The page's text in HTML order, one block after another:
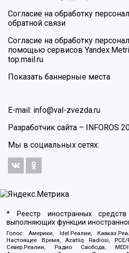
Согласие на обработку
обратной связи
Согласие на обработку
помощью сервисов
top.mail.ru
Показать баннерные места
E-mail: info@val-zvezda.ru
Разработчик сайта –
INFOROS
Мы в социальных сетях:
* Реестр иностранных
выполняющих функции
Голос Америки, Idel.Реалии,
Настоящее Время, Azatliq Radiosi, PCE/
Север.Реалии, Радио Свобода,